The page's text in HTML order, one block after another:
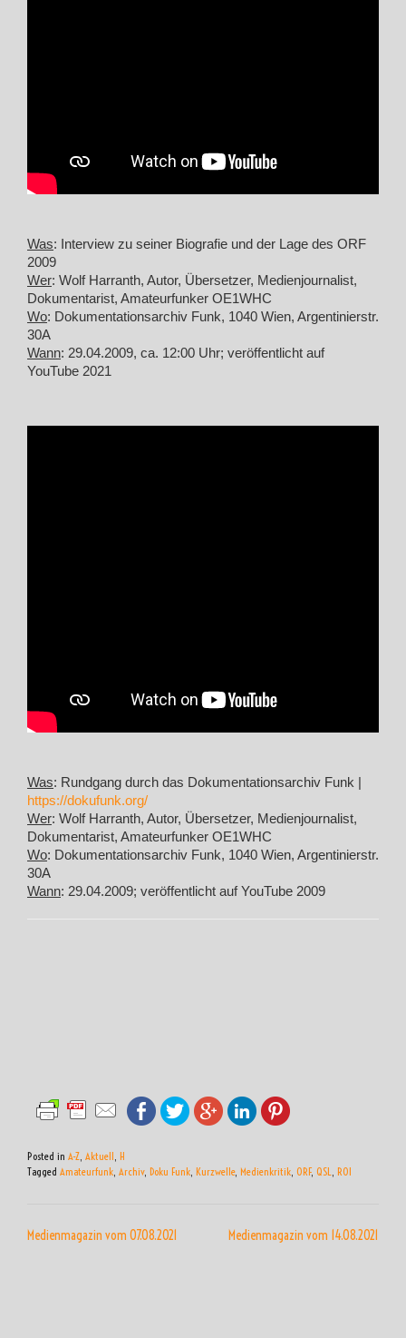
Was: Interview zu seiner Biografie und der Lage des ORF
2009
Wer: Wolf Harranth, Autor, Übersetzer, Medienjournalist,
Dokumentarist, Amateurfunker OE1WHC
Wo: Dokumentationsarchiv Funk, 1040 Wien, Argentinierstr.
30A
Wann: 29.04.2009, ca. 12:00 Uhr; veröffentlicht auf
YouTube 2021
Was: Rundgang durch das Dokumentationsarchiv Funk |
https://dokufunk.org/
Wer: Wolf Harranth, Autor, Übersetzer, Medienjournalist,
Dokumentarist, Amateurfunker OE1WHC
Wo: Dokumentationsarchiv Funk, 1040 Wien, Argentinierstr.
30A
Wann: 29.04.2009; veröffentlicht auf YouTube 2009
Posted in A-Z Aktuell H
Tagged Amateurfunk Archiv, Doku Funk Kurzwelle, Medienkritik ORF, QSL ROI
Medienmagazin vom 07.08.2021 Medienmagazin vom 14.08.2021